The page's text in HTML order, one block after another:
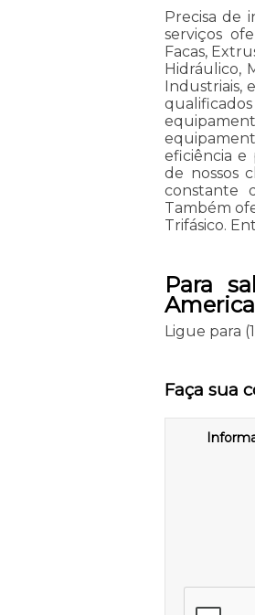
Precisa de
serviços
Facas,
Hidráulico,
Industriais,
eficiência e
de nossos
constante
Também
Trifásico.
Para
Ligue para
Faça sua